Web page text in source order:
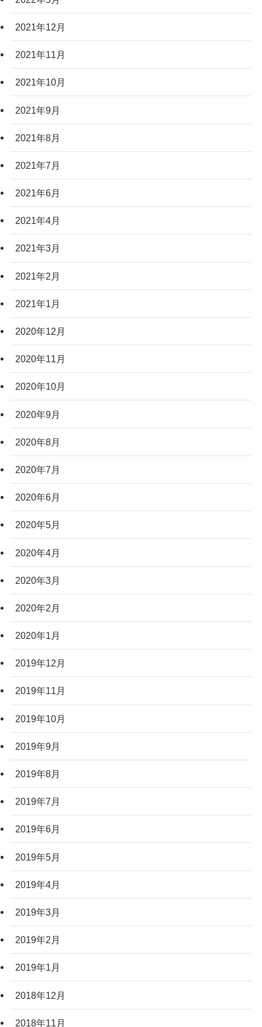
2021年12月
2021年11月
2021年10月
2021年9月
2021年8月
2021年7月
2021年6月
2021年4月
2021年3月
2021年2月
2021年1月
2020年12月
2020年11月
2020年10月
2020年9月
2020年8月
2020年7月
2020年6月
2020年5月
2020年4月
2020年3月
2020年2月
2020年1月
2019年12月
2019年11月
2019年10月
2019年9月
2019年8月
2019年7月
2019年6月
2019年5月
2019年4月
2019年3月
2019年2月
2019年1月
2018年12月
2018年11月